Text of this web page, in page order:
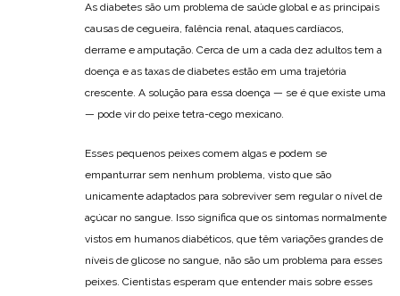
As diabetes são um problema de saúde global e as principais
causas de cegueira, falência renal, ataques cardíacos,
derrame e amputação. Cerca de um a cada dez adultos tem a
doença e as taxas de diabetes estão em uma trajetória
crescente. A solução para essa doença — se é que existe uma
— pode vir do peixe tetra-cego mexicano.
Esses pequenos peixes comem algas e podem se
empanturrar sem nenhum problema, visto que são
unicamente adaptados para sobreviver sem regular o nível de
açúcar no sangue. Isso significa que os sintomas normalmente
vistos em humanos diabéticos, que têm variações grandes de
níveis de glicose no sangue, não são um problema para esses
peixes. Cientistas esperam que entender mais sobre esses